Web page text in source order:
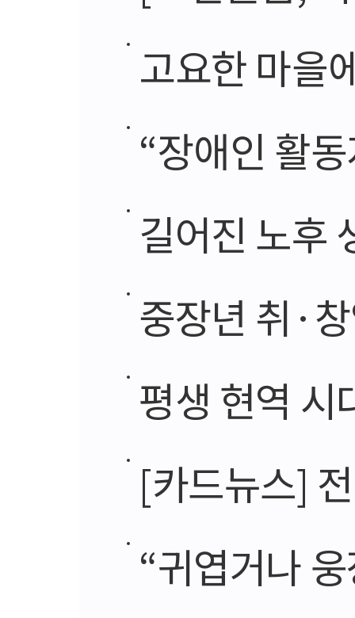
고요한 마을
“장애인 활
길어진 노후
중장년 취·
평생 현역
[카드뉴스] 전문
“귀엽거나